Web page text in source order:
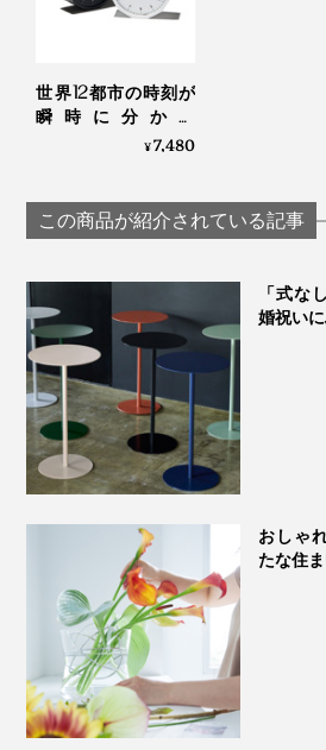
裏面プレートには、ギフトを贈る相手へ、想いが
この世にひとつだけの『NENRIN
大切な人の節目に、ぜひ贈ってく
世界12都市の時刻が
瞬時に分かる
「World Clock」|
¥7,480
この商品が紹介されている記事
「式な
婚祝い
おしゃ
たな住